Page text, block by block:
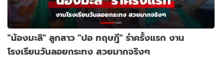
"น้องมะลิ" ลูกสาว "ปอ ทฤษฎี" รำครั้งแรก งาน
โรงเรียนวันลอยกระทง สวยมากจริงๆ